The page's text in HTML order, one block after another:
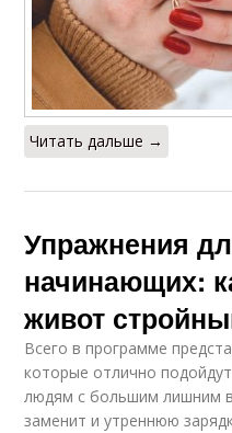
Читать дальше →
Упражнения
начинающих:
живот
Всего в программе
которые отлично
людям с большим лишним
заменит и утреннюю